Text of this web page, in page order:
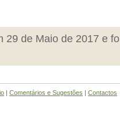
29 de Maio de 2017 e
| Comentários e Sugestões | Contactos